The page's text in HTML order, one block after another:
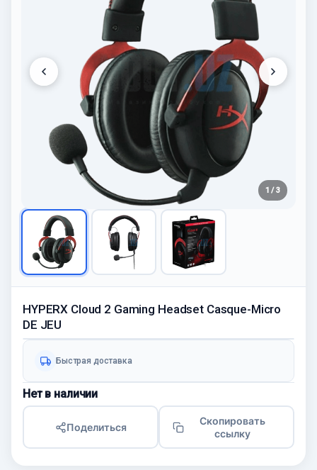
1 / 3
HYPERX Cloud 2 Gaming Headset Casque-Micro
DE JEU
Быстрая доставка
Нет в наличии
Поделиться
Скопировать
ссылку